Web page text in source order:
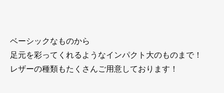
ベーシックなものから
足元を彩ってくれるようなインパクト大のものまで！
レザーの種類もたくさんご用意しております！